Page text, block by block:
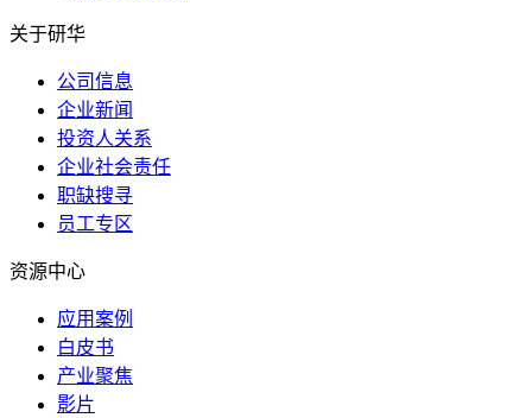
关于研华
公司信息
企业新闻
投资人关系
企业社会责任
职缺搜寻
员工专区
资源中心
应用案例
白皮书
产业聚焦
影片